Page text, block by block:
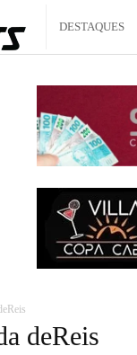
Viver
DESTAQUES
deReis